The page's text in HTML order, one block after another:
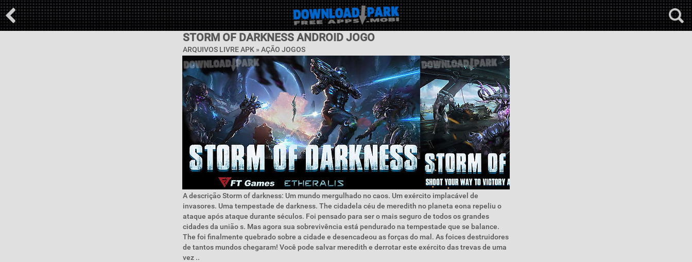
STORM OF DARKNESS ANDROID JOGO
ARQUIVOS LIVRE APK » AÇÃO JOGOS
A descrição Storm of darkness: Um mundo mergulhado no caos. Um exército implacável de
invasores. Uma tempestade de darkness. The cidadela céu de meredith no planeta eona repeliu o
ataque após ataque durante séculos. Foi pensado para ser o mais seguro de todos os grandes
cidades da união s. Mas agora sua sobrevivência está pendurado na tempestade que se balance.
The foi finalmente quebrado sobre a cidade e desencadeou as forças do mal. As foices destruidores
de tantos mundos chegaram! Você pode salvar meredith e derrotar este exército das trevas de uma
vez ..